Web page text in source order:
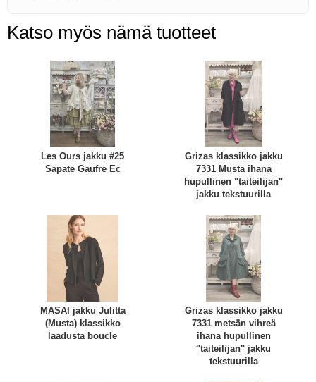
Katso myös nämä tuotteet
Les Ours jakku #25
Sapate Gaufre Ec
Grizas klassikko jakku
7331 Musta ihana
hupullinen "taiteilijan"
jakku tekstuurilla
MASAI jakku Julitta
(Musta) klassikko
laadusta boucle
Grizas klassikko jakku
7331 metsän vihreä
ihana hupullinen
"taiteilijan" jakku
tekstuurilla